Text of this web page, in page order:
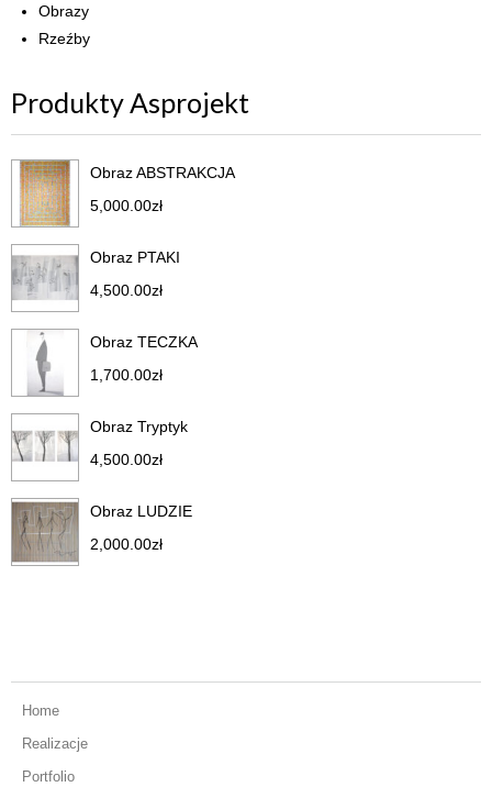
Obrazy
Rzeźby
Produkty Asprojekt
Obraz ABSTRAKCJA
5,000.00zł
Obraz PTAKI
4,500.00zł
Obraz TECZKA
1,700.00zł
Obraz Tryptyk
4,500.00zł
Obraz LUDZIE
2,000.00zł
Home
Realizacje
Portfolio